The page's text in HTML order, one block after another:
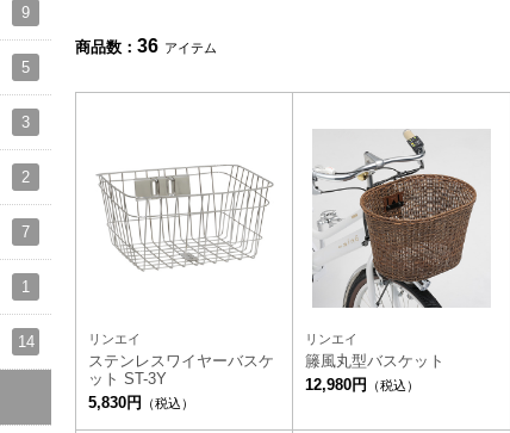
商品数：36 アイテム
リンエイ
ステンレスワイヤーバスケ
ット ST-3Y
5,830円
（税込）
リンエイ
籐風丸型バスケット
12,980円
（税込）
9
5
3
2
7
1
14